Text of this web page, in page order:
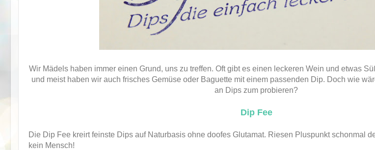
Wir Mädels haben immer einen Grund, uns zu treffen. Oft gibt es einen leckeren Wein und etwas
und meist haben wir auch frisches Gemüse oder Baguette mit einem passenden Dip. Doch wie
an Dips zum probieren?
Dip Fee
Die Dip Fee kreirt feinste Dips auf Naturbasis ohne doofes Glutamat. Riesen Pluspunkt schonmal
kein Mensch!